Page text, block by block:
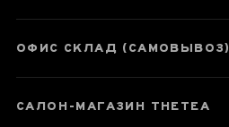
Паспорт товара
О чае
ОФИС СКЛАД (САМОВЫВОЗ)
САЛОН-МАГАЗИН THETEA